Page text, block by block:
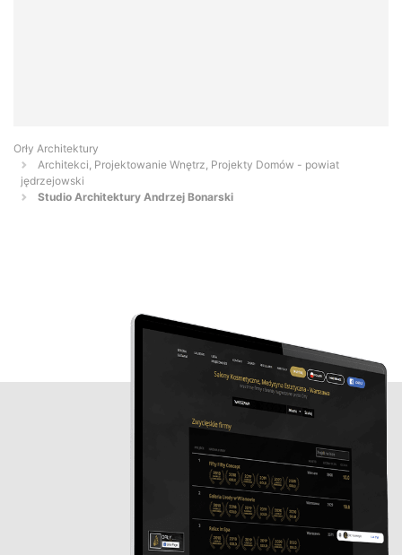
Orły Architektury
Architekci, Projektowanie Wnętrz, Projekty Domów - powiat
jędrzejowski
Studio Architektury Andrzej Bonarski